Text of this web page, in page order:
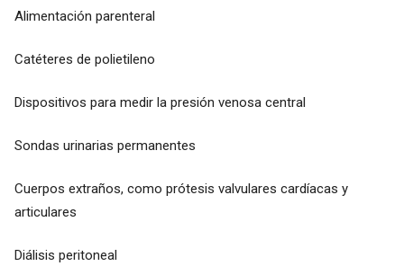
Alimentación parenteral
Catéteres de polietileno
Dispositivos para medir la presión venosa central
Sondas urinarias permanentes
Cuerpos extraños, como prótesis valvulares cardíacas y
articulares
Diálisis peritoneal